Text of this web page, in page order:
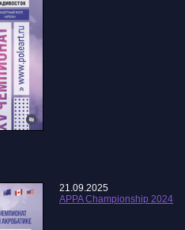
21.09.2025
APPA Championship 2024